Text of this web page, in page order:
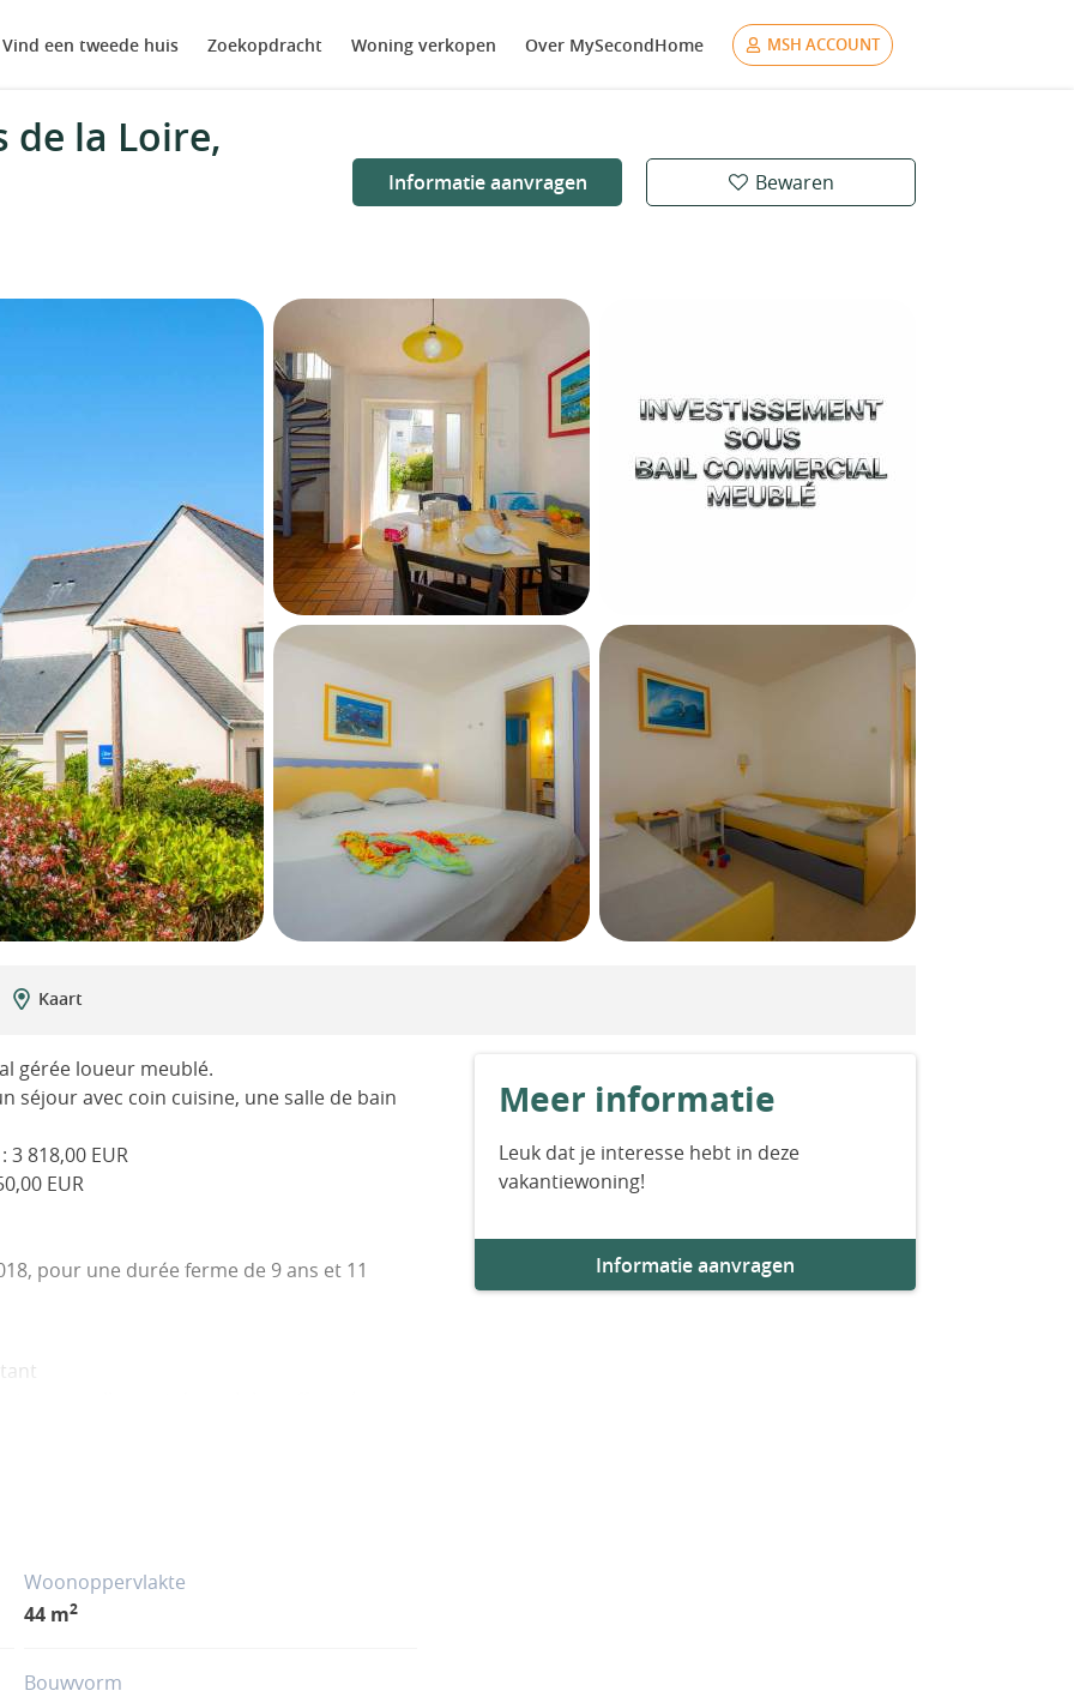
Vind een tweede huis Zoekopdracht Woning verkopen Over MySecondHome MSH ACCOUNT
de la Loire,
Informatie aanvragen Bewaren
Kaart
gérée loueur meublé.
séjour avec coin cuisine, une salle de bain
818,00 EUR
EUR
pour une durée ferme de 9 ans et 11
renouvellement du mobilier effectués en
de 7 hectares.
tel 06.07.97.52.91
Woonoppervlakte
44 m2
Bouwvorm
Meer informatie
Leuk dat je interesse hebt in deze
vakantiewoning!
Informatie aanvragen